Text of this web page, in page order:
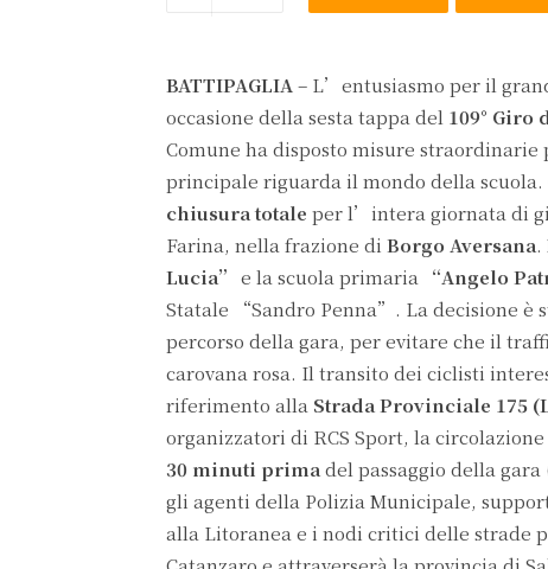
BATTIPAGLIA – L’entusiasmo per il
occasione della sesta tappa del 109° Giro
Comune ha disposto misure
principale riguarda il mondo della scuola.
chiusura totale per l’intera giornata di
Farina, nella frazione di Borgo Aversana
Lucia” e la scuola primaria “Angelo
Statale “Sandro Penna”. La decisione è
percorso della gara, per evitare che il
carovana rosa. Il transito dei ciclisti
riferimento alla Strada Provinciale 175
organizzatori di RCS Sport, la
30 minuti prima del passaggio della
gli agenti della Polizia Municipale,
alla Litoranea e i nodi critici delle strade